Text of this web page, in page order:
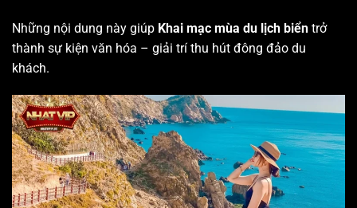
Những nội dung này giúp Khai mạc mùa du lịch biển trở
thành sự kiện văn hóa – giải trí thu hút đông đảo du
khách.